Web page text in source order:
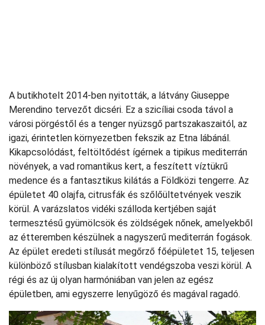
A butikhotelt 2014-ben nyitották, a látvány Giuseppe
Merendino tervezőt dicséri. Ez a szicíliai csoda távol a
városi pörgéstől és a tenger nyüzsgő partszakaszaitól, az
igazi, érintetlen környezetben fekszik az Etna lábánál.
Kikapcsolódást, feltöltődést ígérnek a tipikus mediterrán
növények, a vad romantikus kert, a feszített víztükrű
medence és a fantasztikus kilátás a Földközi tengerre. Az
épületet 40 olajfa, citrusfák és szőlőültetvények veszik
körül. A varázslatos vidéki szálloda kertjében saját
termesztésű gyümölcsök és zöldségek nőnek, amelyekből
az étteremben készülnek a nagyszerű mediterrán fogások.
Az épület eredeti stílusát megőrző főépületet 15, teljesen
különböző stílusban kialakított vendégszoba veszi körül. A
régi és az új olyan harmóniában van jelen az egész
épületben, ami egyszerre lenyűgöző és magával ragadó.